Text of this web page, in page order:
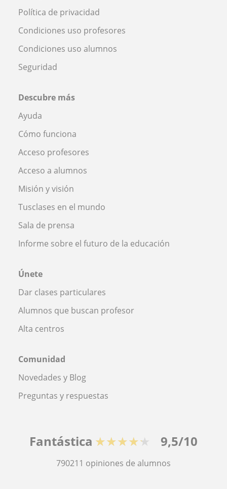
Política de privacidad
Condiciones uso profesores
Condiciones uso alumnos
Seguridad
Descubre más
Ayuda
Cómo funciona
Acceso profesores
Acceso a alumnos
Misión y visión
Tusclases en el mundo
Sala de prensa
Informe sobre el futuro de la educación
Únete
Dar clases particulares
Alumnos que buscan profesor
Alta centros
Comunidad
Novedades y Blog
Preguntas y respuestas
Fantástica ★★★★★ 9,5/10
790211 opiniones de alumnos